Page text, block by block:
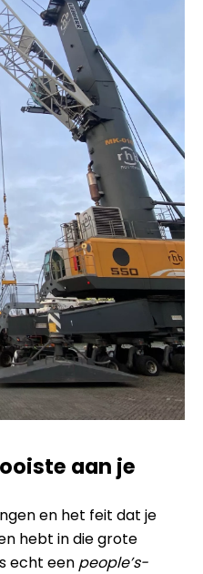
aan je
en het feit dat je
hebt in die grote
echt een people’s-